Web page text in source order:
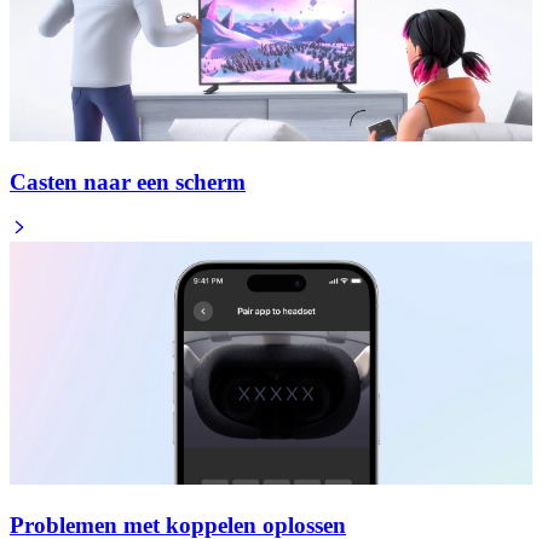
Casten naar een scherm
Problemen met koppelen oplossen